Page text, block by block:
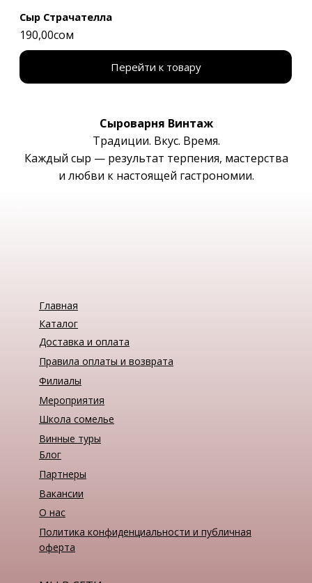
Сыр Страчателла
190,00сом
Перейти к товару
Сыроварня Винтаж
Традиции. Вкус. Время.
Каждый сыр — результат терпения, мастерства
и любви к настоящей гастрономии.
Главная
Каталог
Доставка и оплата
Правила оплаты и возврата
Филиалы
Мероприятия
Школа сомелье
Винные туры
Блог
О нас
Партнеры
Вакансии
Политика конфиденциальности и публичная
оферта